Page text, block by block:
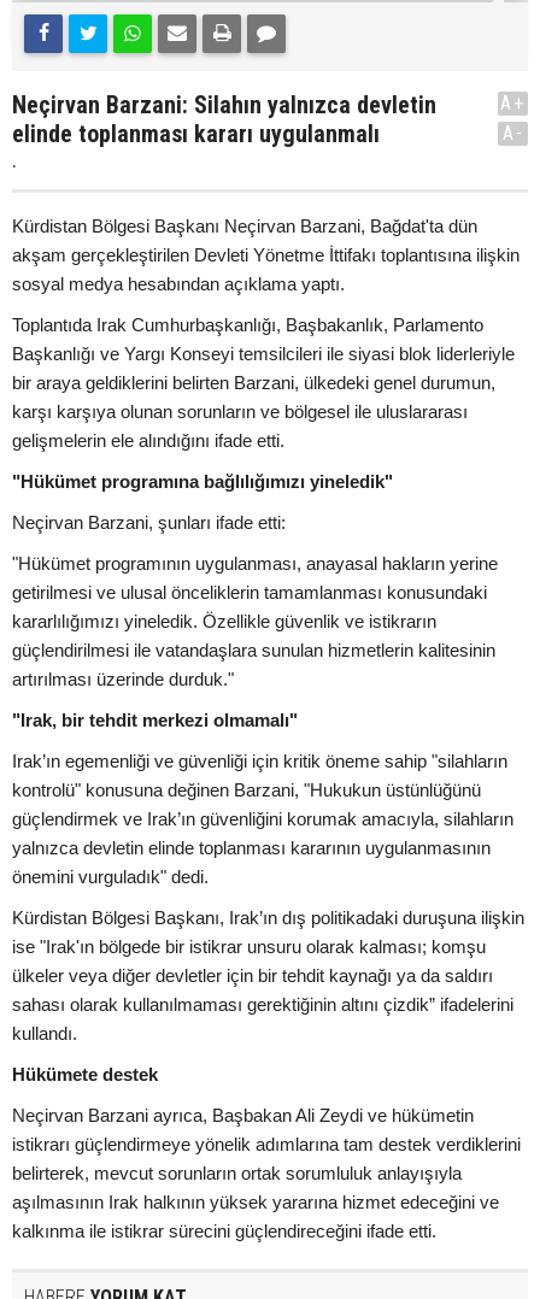
Neçirvan Barzani: Silahın yalnızca devletin
elinde toplanması kararı uygulanmalı
.
A+
A-
Kürdistan Bölgesi Başkanı Neçirvan Barzani, Bağdat'ta dün
akşam gerçekleştirilen Devleti Yönetme İttifakı toplantısına ilişkin
sosyal medya hesabından açıklama yaptı.
Toplantıda Irak Cumhurbaşkanlığı, Başbakanlık, Parlamento
Başkanlığı ve Yargı Konseyi temsilcileri ile siyasi blok liderleriyle
bir araya geldiklerini belirten Barzani, ülkedeki genel durumun,
karşı karşıya olunan sorunların ve bölgesel ile uluslararası
gelişmelerin ele alındığını ifade etti.
"Hükümet programına bağlılığımızı yineledik"
Neçirvan Barzani, şunları ifade etti:
"Hükümet programının uygulanması, anayasal hakların yerine
getirilmesi ve ulusal önceliklerin tamamlanması konusundaki
kararlılığımızı yineledik. Özellikle güvenlik ve istikrarın
güçlendirilmesi ile vatandaşlara sunulan hizmetlerin kalitesinin
artırılması üzerinde durduk."
"Irak, bir tehdit merkezi olmamalı"
Irak’ın egemenliği ve güvenliği için kritik öneme sahip "silahların
kontrolü" konusuna değinen Barzani, "Hukukun üstünlüğünü
güçlendirmek ve Irak’ın güvenliğini korumak amacıyla, silahların
yalnızca devletin elinde toplanması kararının uygulanmasının
önemini vurguladık" dedi.
Kürdistan Bölgesi Başkanı, Irak’ın dış politikadaki duruşuna ilişkin
ise "Irak'ın bölgede bir istikrar unsuru olarak kalması; komşu
ülkeler veya diğer devletler için bir tehdit kaynağı ya da saldırı
sahası olarak kullanılmaması gerektiğinin altını çizdik” ifadelerini
kullandı.
Hükümete destek
Neçirvan Barzani ayrıca, Başbakan Ali Zeydi ve hükümetin
istikrarı güçlendirmeye yönelik adımlarına tam destek verdiklerini
belirterek, mevcut sorunların ortak sorumluluk anlayışıyla
aşılmasının Irak halkının yüksek yararına hizmet edeceğini ve
kalkınma ile istikrar sürecini güçlendireceğini ifade etti.